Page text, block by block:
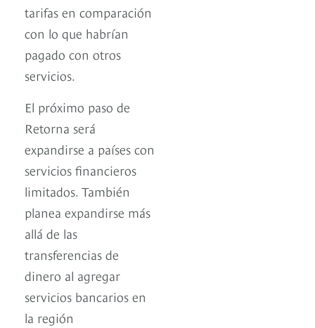
tarifas en comparación
con lo que habrían
pagado con otros
servicios.
El próximo paso de
Retorna será
expandirse a países con
servicios financieros
limitados. También
planea expandirse más
allá de las
transferencias de
dinero al agregar
servicios bancarios en
la región